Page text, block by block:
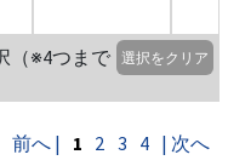
（※4つまで
選択をクリア
前へ | 1 2 3 4 | 次へ